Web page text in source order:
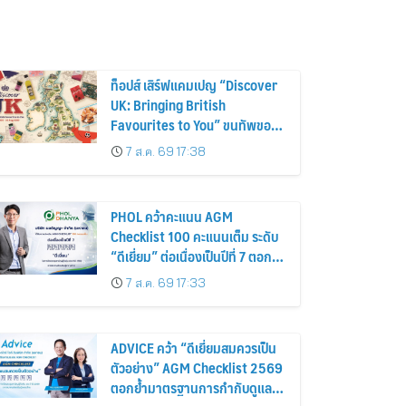
ท็อปส์ เสิร์ฟแคมเปญ “Discover
UK: Bringing British
Favourites to You” ขนทัพของ
อร่อยและไอเท็มฮิตจากสหราช
อาณาจักร ส่งตรงถึงมือตั้งแต่วัน
7 ส.ค. 69 17:38
PHOL คว้าคะแนน AGM
Checklist 100 คะแนนเต็ม ระดับ
“ดีเยี่ยม” ต่อเนื่องเป็นปีที่ 7 ตอกย้ำ
การดำเนินธุรกิจตามหลักธรรมาภิ
บาล โปร่งใส สร้างความเชื่อมั่นผู้
7 ส.ค. 69 17:33
ADVICE คว้า “ดีเยี่ยมสมควรเป็น
ตัวอย่าง” AGM Checklist 2569
ตอกย้ำมาตรฐานการกำกับดูแล